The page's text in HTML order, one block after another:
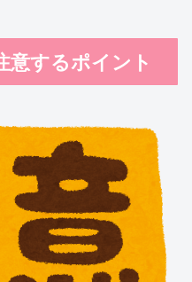
意するポイント